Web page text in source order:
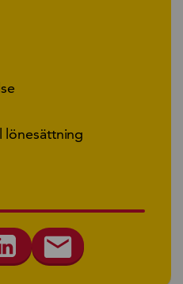
lönesättning